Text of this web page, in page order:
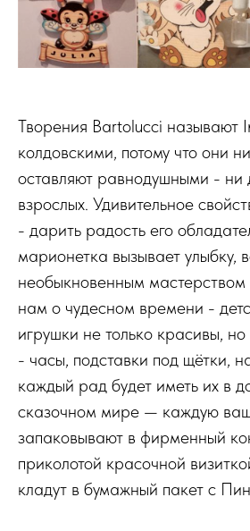
Творения Bartolucci называют
колдовскими, потому что они
оставляют равнодушными - ни
взрослых. Удивительное
- дарить радость его
марионетка вызывает улыбку,
необыкновенным
нам о чудесном времени -
игрушки не только красивы,
- часы, подставки под щётки,
каждый рад будет иметь их в
сказочном мире — каждую
запаковывают в фирменный
приколотой красочной
кладут в бумажный пакет с